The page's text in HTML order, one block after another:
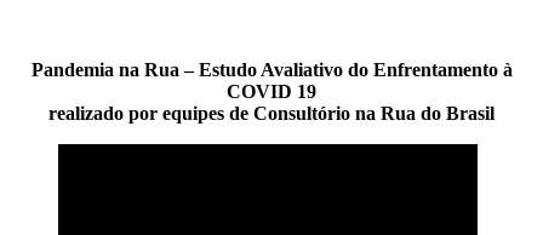
Pandemia na Rua – Estudo Avaliativo do Enfrentamento à
COVID 19
realizado por equipes de Consultório na Rua do Brasil